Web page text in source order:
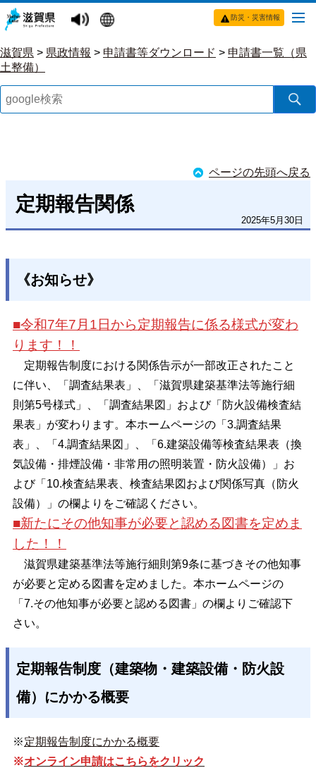
防災・災害情報
滋賀県 > 県政情報 > 申請書等ダウンロード > 申請書一覧（県
土整備）
ページの先頭へ戻る
定期報告関係
2025年5月30日
《お知らせ》
■令和7年7月1日から定期報告に係る様式が変わ
ります！！
定期報告制度における関係告示が一部改正されたこと
に伴い、「調査結果表」、「滋賀県建築基準法等施行細
則第5号様式」、「調査結果図」および「 防火設備検査結
果表」 が変わります。本ホームページの「3.調査結果
表」、「4.調査結果図」、「6.建築設備等検査結果表（換
気設備・排煙設備・非常用の照明装置・防火設備）」お
よび「10.検査結果表、検査結果図および関係写真（防火
設備）」の欄よりをご確認ください。
■新たにその他知事が必要と認める図書を定めま
した！！
滋賀県建築基準法等施行細則第9条に基づきその他知事
が必要と定める図書を定めました。本ホームページの
「7.その他知事が必要と認める図書」の欄よりご確認下
さい。
定期報告制度（建築物・建築設備・防火設
備）にかかる概要
※定期報告制度にかかる概要
※オンライン申請はこちらをクリック